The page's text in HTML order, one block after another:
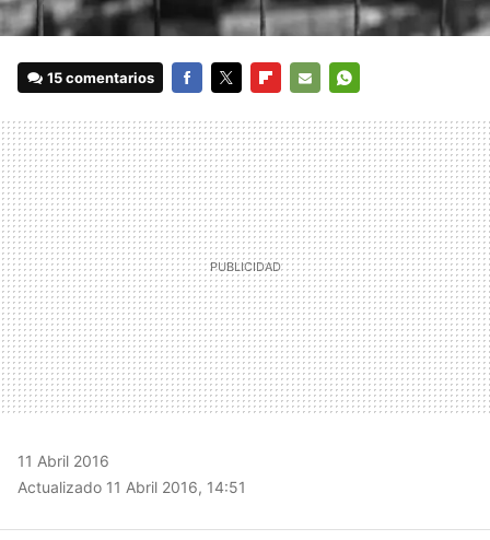
15 comentarios
MAIL
11 Abril 2016
Actualizado 11 Abril 2016, 14:51